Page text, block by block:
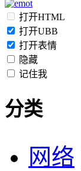
打开HTML
打开UBB
打开表情
隐藏
记住我
分类
网络